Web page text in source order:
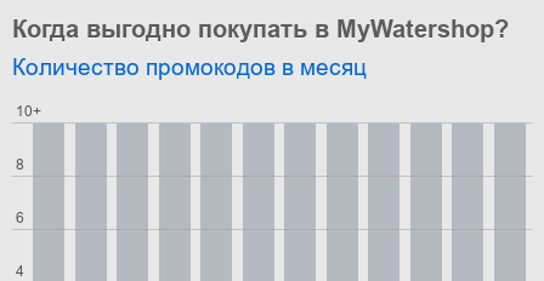
Когда выгодно покупать в MyWatershop?
Количество промокодов в месяц
4
6
8
10+